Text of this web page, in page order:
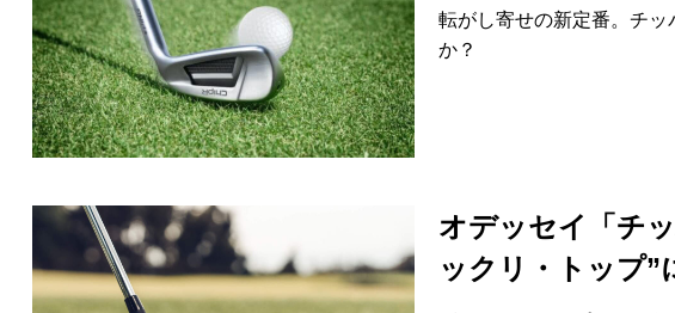
転がし寄せの新定番。チ
か？
オデッセイ「チ
ックリ・トップ